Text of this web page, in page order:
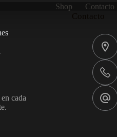
Shop Contacto
cada